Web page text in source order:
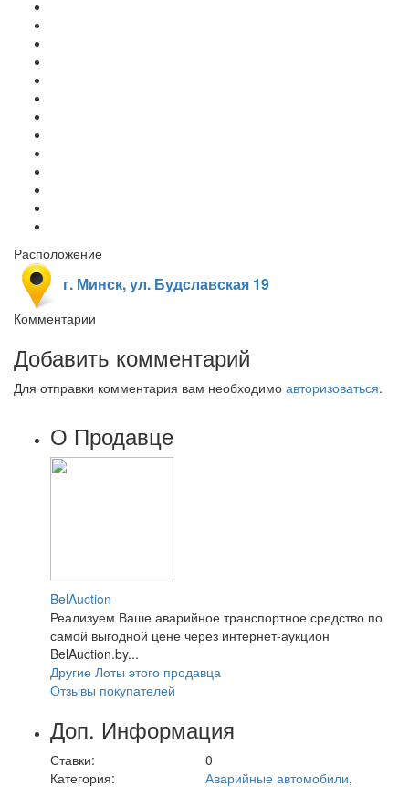
Расположение
г. Минск, ул. Будславская 19
Комментарии
Добавить комментарий
Для отправки комментария вам необходимо авторизоваться.
О Продавце
BelAuction
Реализуем Ваше аварийное транспортное средство по
самой выгодной цене через интернет-аукцион
BelAuction.by...
Другие Лоты этого продавца
Отзывы покупателей
Доп. Информация
Ставки:
0
Категория:
Аварийные автомобили,